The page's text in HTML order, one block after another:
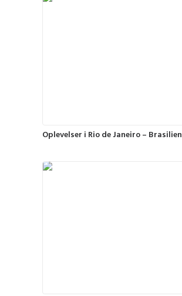
Oplevelser i Rio de Janeiro – Brasilien